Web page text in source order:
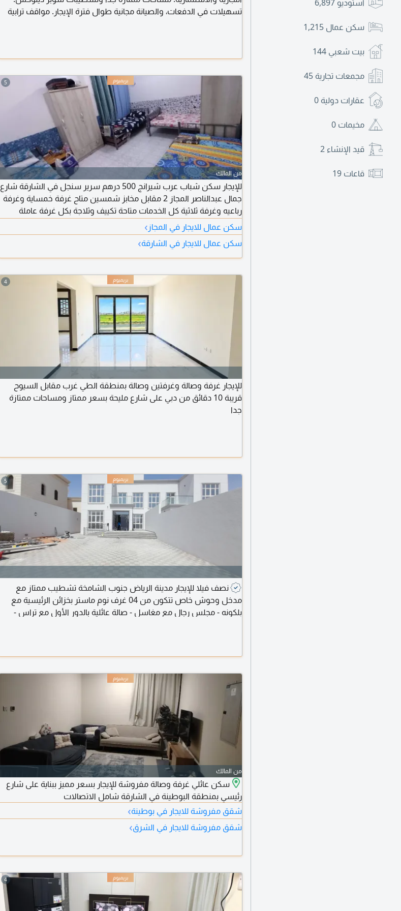
استوديو 6,897
سكن عمال 1,215
بيت شعبي 144
مجمعات تجارية 45
عقارات دولية 0
مخيمات 0
قيد الإنشاء 2
قاعات 19
تسهيلات في الدفعات، والصيانة مجانية طوال فترة الإيجار. مواقف ترابية
5
من المالك
للإيجار سكن شباب عرب شيرانج 500 درهم سرير سنجل في الشارقة شارع
جمال عبدالناصر المجاز 2 مقابل مخابز شمسين متاح غرفة خمساية وغرفة
رباعيه وغرفة ثلاثية كل الخدمات متاحة تكييف وثلاجة بكل غرفة عاملة
منزلية تنظف الشقة يوميا ما عدا الجمعة السعر شامل
سكن عمال للايجار في المجاز ›
سكن عمال للايجار في الشارقة›
4
للإيجار غرفة وصالة وغرفتين وصالة بمنطقة الطي غرب مقابل السيوح
قريبة 10 دقائق من دبي على شارع مليحة بسعر ممتاز ومساحات ممتازة
جدا
5
نصف فيلا للإيجار مدينة الرياض جنوب الشامخة تشطيب ممتاز مع
مدخل وحوش خاص تتكون من 04 غرف نوم ماستر بخزائن الرئيسية مع
بلكونه - مجلس رجال مع مغاسل - صالة عائلية بالدور الأول مع تراس -
من المالك
سكن عائلي غرفة وصالة مفروشة للإيجار بسعر مميز ببناية على شارع
رئيسي بمنطقة البوطينة في الشارقة شامل الاتصالات
شقق مفروشة للايجار في بوطينة›
شقق مفروشة للايجار في الشرق›
4